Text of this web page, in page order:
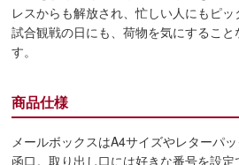
レスからも解放され、忙しい人にもピッ
試合観戦の日にも、荷物を気にするこ
す。
商品仕様
メールボックスはA4サイズやレターパ
函口。取り出し口には好きな番号を設